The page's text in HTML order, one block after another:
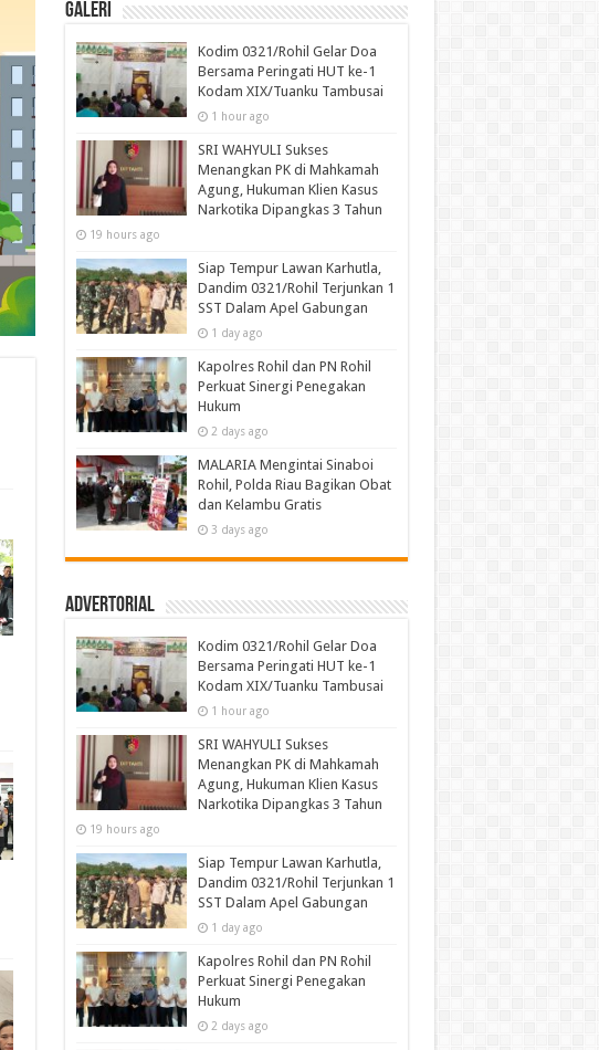
Galeri
Kodim 0321/Rohil Gelar Doa
Bersama Peringati HUT ke-1
Kodam XIX/Tuanku Tambusai
1 hour ago
SRI WAHYULI Sukses
Menangkan PK di Mahkamah
Agung, Hukuman Klien Kasus
Narkotika Dipangkas 3 Tahun
19 hours ago
Siap Tempur Lawan Karhutla,
Dandim 0321/Rohil Terjunkan 1
SST Dalam Apel Gabungan
1 day ago
Kapolres Rohil dan PN Rohil
Perkuat Sinergi Penegakan
Hukum
2 days ago
MALARIA Mengintai Sinaboi
Rohil, Polda Riau Bagikan Obat
dan Kelambu Gratis
3 days ago
Advertorial
Kodim 0321/Rohil Gelar Doa
Bersama Peringati HUT ke-1
Kodam XIX/Tuanku Tambusai
1 hour ago
SRI WAHYULI Sukses
Menangkan PK di Mahkamah
Agung, Hukuman Klien Kasus
Narkotika Dipangkas 3 Tahun
19 hours ago
Siap Tempur Lawan Karhutla,
Dandim 0321/Rohil Terjunkan 1
SST Dalam Apel Gabungan
1 day ago
Kapolres Rohil dan PN Rohil
Perkuat Sinergi Penegakan
Hukum
2 days ago